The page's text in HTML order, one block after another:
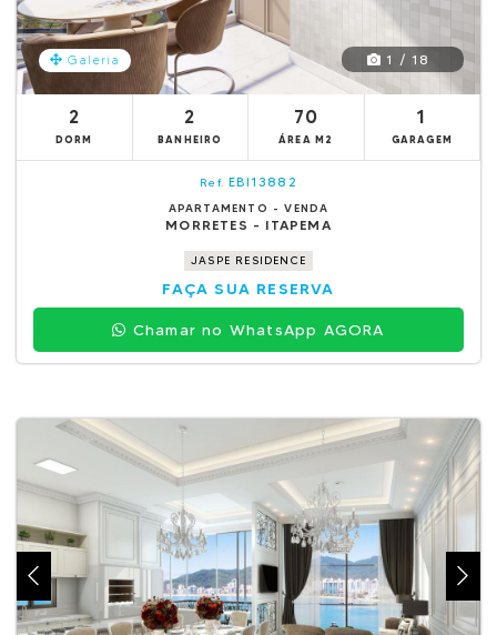
Galeria 1 / 18
2
DORM
2
BANHEIRO
70
ÁREA M2
1
GARAGEM
Ref. EBI13882
APARTAMENTO - VENDA
MORRETES - ITAPEMA
JASPE RESIDENCE
FAÇA SUA RESERVA
Chamar no WhatsApp AGORA